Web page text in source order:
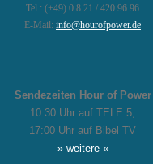
Tel.: (+49) 0 8 21 / 420 96 96
E-Mail: info@hourofpower.de
Sendezeiten Hour of Power
10:30 Uhr auf TELE 5,
17:00 Uhr auf Bibel TV
» weitere «